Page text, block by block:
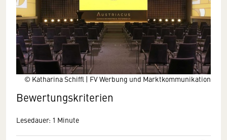
© Katharina Schiffl | FV Werbung und Marktkommunikation
Bewertungskriterien
Lesedauer: 1 Minute